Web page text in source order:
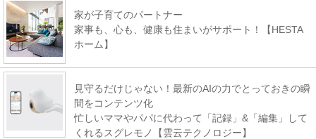
家が子育てのパートナー
家事も、心も、健康も住まいがサポート！【HESTA
ホーム】
見守るだけじゃない！最新のAIの力でとっておきの瞬
間をコンテンツ化
忙しいママやパパに代わって「記録」&「編集」して
くれるスグレモノ【雲云テクノロジー】